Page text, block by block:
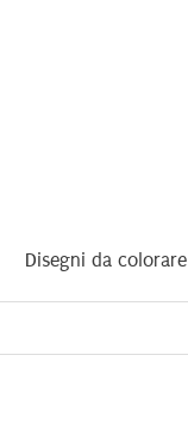
Disegni da colorare